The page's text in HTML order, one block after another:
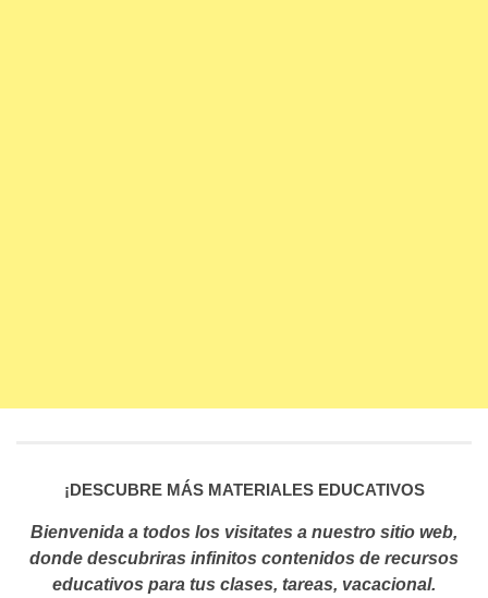
¡DESCUBRE MÁS MATERIALES EDUCATIVOS
Bienvenida a todos los visitates a nuestro sitio web,
donde descubriras infinitos contenidos de recursos
educativos para tus clases, tareas, vacacional.